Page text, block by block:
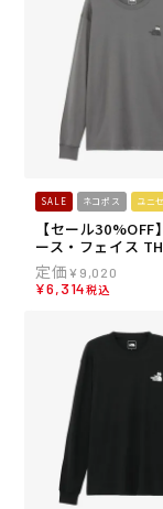
SALE ネコポス ユニ
【セール30%OFF
ース・フェイス
H FACE ユニセック
グスリーブズーピ
ィー 長袖 ロンT
¥ 9,020
¥6,314税込